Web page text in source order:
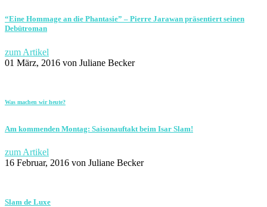
“Eine Hommage an die Phantasie” – Pierre Jarawan präsentiert seinen
Debütroman
zum Artikel
01 März, 2016 von Juliane Becker
Was machen wir heute?
Am kommenden Montag: Saisonauftakt beim Isar Slam!
zum Artikel
16 Februar, 2016 von Juliane Becker
Slam de Luxe